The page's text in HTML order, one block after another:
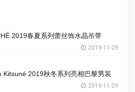
2019春夏系列蕾丝饰水晶吊带
2019-11-29
Kitsuné 2019秋冬系列亮相巴黎男装
2019-11-29